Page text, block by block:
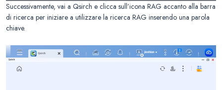
Successivamente, vai a Qsirch e clicca sull’icona RAG accanto alla barra
di ricerca per iniziare a utilizzare la ricerca RAG inserendo una parola
chiave.